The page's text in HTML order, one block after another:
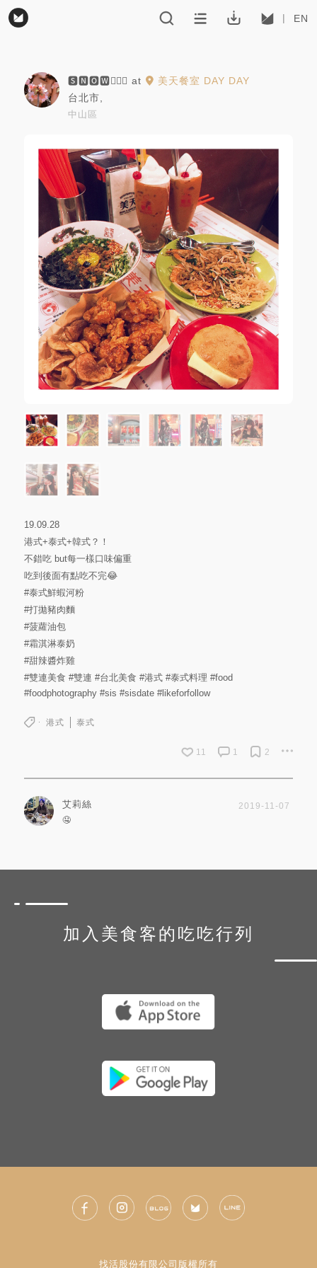
EN
🆂🅽🅾🆆🧜🏻‍♀️ at
美天餐室 DAY DAY
台北市
中山區
19.09.28
港式+泰式+韓式？！
不錯吃 but每一樣口味偏重
吃到後面有點吃不完😂
#泰式鮮蝦河粉
#打拋豬肉麵
#菠蘿油包
#霜淇淋泰奶
#甜辣醬炸雞
#雙連美食 #雙連 #台北美食 #港式 #泰式料理 #food
#foodphotography #sis #sisdate #likeforfollow
港式 泰式
11 1 2
艾莉絲
2019-11-07
🤤
加入美食客的吃吃行列
找活股份有限公司版權所有